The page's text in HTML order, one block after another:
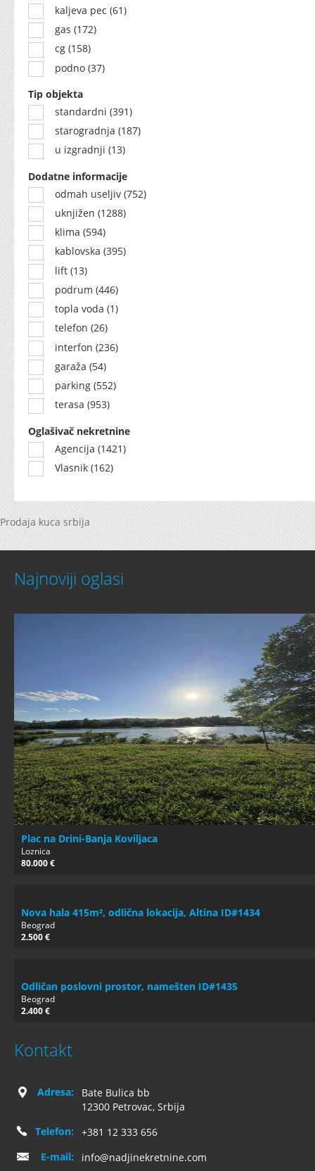
kaljeva pec (61)
gas (172)
cg (158)
podno (37)
Tip objekta
standardni (391)
starogradnja (187)
u izgradnji (13)
Dodatne informacije
odmah useljiv (752)
uknjižen (1288)
klima (594)
kablovska (395)
lift (13)
podrum (446)
topla voda (1)
telefon (26)
interfon (236)
garaža (54)
parking (552)
terasa (953)
Oglašivač nekretnine
Agencija (1421)
Vlasnik (162)
Prodaja kuca srbija
Najnoviji oglasi
Plac na Drini-Banja Koviljaca
Loznica
80.000 €
Nova hala 415m², odlična lokacija, Altina ID#1434
Beograd
2.500 €
Odličan poslovni prostor, namešten ID#1435
Beograd
2.400 €
Kontakt
Adresa:
Bate Bulica bb
12300 Petrovac, Srbija
Telefon:
+381 12 333 656
E-mail:
info@nadjinekretnine.com